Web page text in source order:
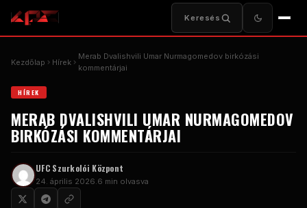
Keresés
Kezdőlap Hírek
Merab Dvalishvili Umar Nurmagomedov birkózási
kommentárjai
HÍREK
MERAB DVALISHVILI UMAR NURMAGOMEDOV
BIRKÓZÁSI KOMMENTÁRJAI
UFC Szurkolói Központ
24. április 2026.6 min olvasva